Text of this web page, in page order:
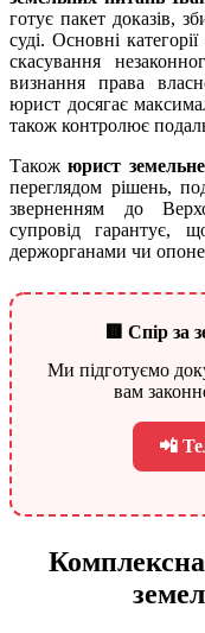
готує пакет доказів,
суді. Основні
скасування
визнання права
юрист досягає
також контролює
Такожюрист
переглядом рішень,
зверненням до
супровід гарантує,
держорганами чи
🟥 Спір за
Ми підготуємо
вам
📲
Комплексна